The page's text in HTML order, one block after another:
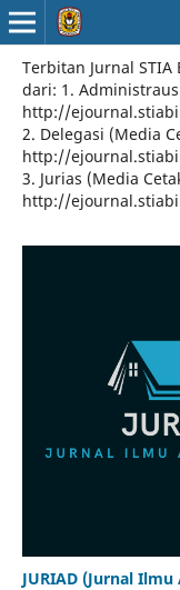
Terbitan Jurnal
dari: 1.
http://
2. Delegasi (Media
http://
3. Jurias (Media
http://
JURIAD (Jurnal